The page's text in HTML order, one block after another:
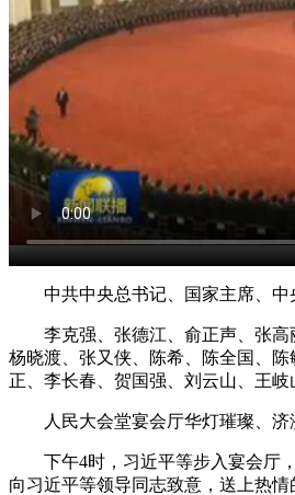
中共中央总书记、国家主席、中央
李克强、张德江、俞正声、张高丽
杨晓渡、张又侠、陈希、陈全国、
正、李长春、贺国强、刘云山、王
人民大会堂宴会厅华灯璀璨、济济
下午4时，习近平等步入宴会厅，
向习近平等领导同志致意，送上热